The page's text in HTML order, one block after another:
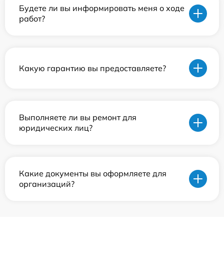
Будете ли вы информировать меня о ходе
работ?
Какую гарантию вы предоставляете?
Выполняете ли вы ремонт для
юридических лиц?
Какие документы вы оформляете для
организаций?